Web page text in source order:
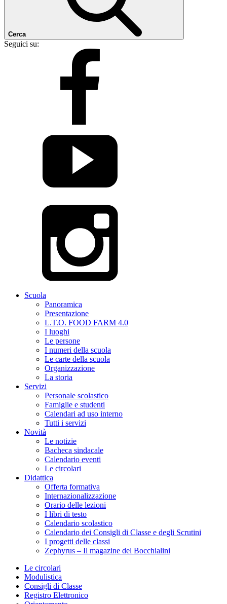
Cerca
Seguici su:
Scuola
Panoramica
Presentazione
L.T.O. FOOD FARM 4.0
I luoghi
Le persone
I numeri della scuola
Le carte della scuola
Organizzazione
La storia
Servizi
Personale scolastico
Famiglie e studenti
Calendari ad uso interno
Tutti i servizi
Novità
Le notizie
Bacheca sindacale
Calendario eventi
Le circolari
Didattica
Offerta formativa
Internazionalizzazione
Orario delle lezioni
I libri di testo
Calendario scolastico
Calendario dei Consigli di Classe e degli Scrutini
I progetti delle classi
Zephyrus – Il magazine del Bocchialini
Le circolari
Modulistica
Consigli di Classe
Registro Elettronico